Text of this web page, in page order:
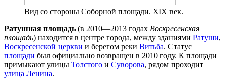
Вид со стороны Соборной площади. XIX век.
Ратушная площадь (в 2010—2013 годах Воскресенская
площадь) находится в центре города, между зданиями Ратуши,
Воскресенской церкви и берегом реки Витьба. Статус
площади был официально возвращен в 2010 году. К площади
примыкают улицы Толстого и Суворова, рядом проходит
улица Ленина.